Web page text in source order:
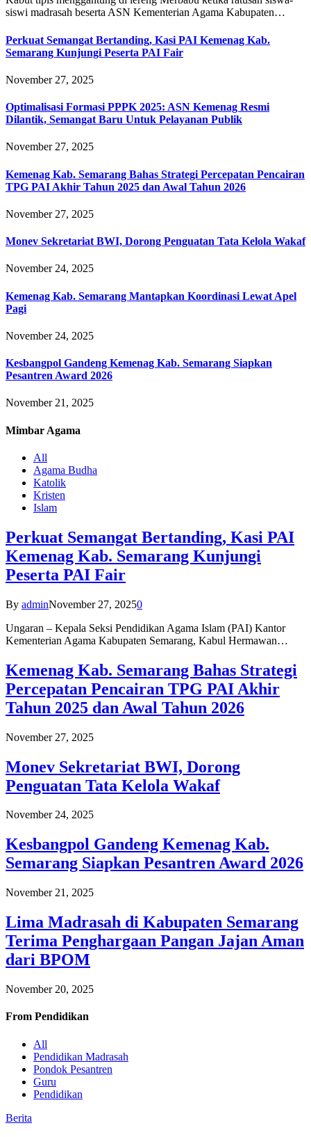
siswi madrasah beserta ASN Kementerian Agama Kabupaten…
Perkuat Semangat Bertanding, Kasi PAI Kemenag Kab.
Semarang Kunjungi Peserta PAI Fair
November 27, 2025
Optimalisasi Formasi PPPK 2025: ASN Kemenag Resmi
Dilantik, Semangat Baru Untuk Pelayanan Publik
November 27, 2025
Kemenag Kab. Semarang Bahas Strategi Percepatan Pencairan
TPG PAI Akhir Tahun 2025 dan Awal Tahun 2026
November 27, 2025
Monev Sekretariat BWI, Dorong Penguatan Tata Kelola Wakaf
November 24, 2025
Kemenag Kab. Semarang Mantapkan Koordinasi Lewat Apel
Pagi
November 24, 2025
Kesbangpol Gandeng Kemenag Kab. Semarang Siapkan
Pesantren Award 2026
November 21, 2025
Mimbar Agama
All
Agama Budha
Katolik
Kristen
Islam
Perkuat Semangat Bertanding, Kasi PAI
Kemenag Kab. Semarang Kunjungi
Peserta PAI Fair
By adminNovember 27, 20250
Ungaran – Kepala Seksi Pendidikan Agama Islam (PAI) Kantor
Kementerian Agama Kabupaten Semarang, Kabul Hermawan…
Kemenag Kab. Semarang Bahas Strategi
Percepatan Pencairan TPG PAI Akhir
Tahun 2025 dan Awal Tahun 2026
November 27, 2025
Monev Sekretariat BWI, Dorong
Penguatan Tata Kelola Wakaf
November 24, 2025
Kesbangpol Gandeng Kemenag Kab.
Semarang Siapkan Pesantren Award 2026
November 21, 2025
Lima Madrasah di Kabupaten Semarang
Terima Penghargaan Pangan Jajan Aman
dari BPOM
November 20, 2025
From Pendidikan
All
Pendidikan Madrasah
Pondok Pesantren
Guru
Pendidikan
Berita